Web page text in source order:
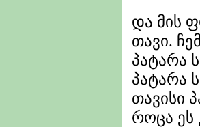
და მის
თავი.
პატარა
პატარა
თავისი
როცა ეს